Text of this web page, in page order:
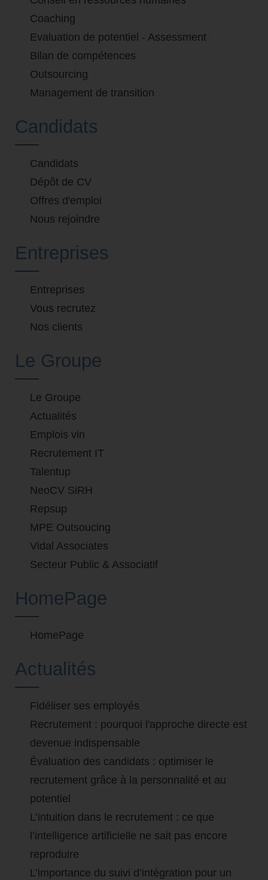
Coaching
Evaluation de potentiel - Assessment
Bilan de compétences
Outsourcing
Management de transition
Candidats
Candidats
Dépôt de CV
Offres d'emploi
Nous rejoindre
Entreprises
Entreprises
Vous recrutez
Nos clients
Le Groupe
Le Groupe
Actualités
Emplois vin
Recrutement IT
Talentup
NeoCV SiRH
Repsup
MPE Outsoucing
Vidal Associates
Secteur Public & Associatif
HomePage
HomePage
Actualités
Fidéliser ses employés
Recrutement : pourquoi l'approche directe est
devenue indispensable
Évaluation des candidats : optimiser le
recrutement grâce à la personnalité et au
potentiel
L’intuition dans le recrutement : ce que
l’intelligence artificielle ne sait pas encore
reproduire
L’importance du suivi d’intégration pour un